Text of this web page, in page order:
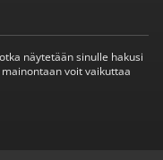
näytetään sinulle hakusi
voit vaikuttaa